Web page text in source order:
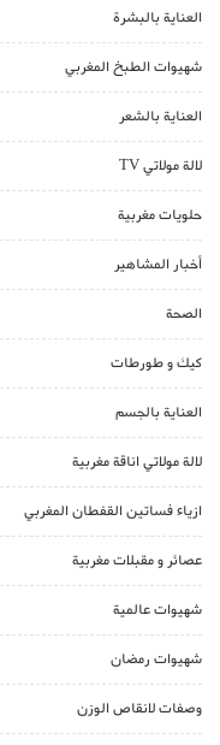
العناية بالبشرة
شهيوات الطبخ المغربي
العناية بالشعر
لالة مولاتي TV
حلويات مغربية
أخبار المشاهير
الصحة
كيك و طورطات
العناية بالجسم
لالة مولاتي اناقة مغربية
ازياء فساتين القفطان المغربي
عصائر و مقبلات مغربية
شهيوات عالمية
شهيوات رمضان
وصفات لانقاص الوزن